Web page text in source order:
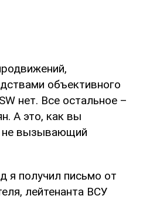
объективного
нет. Все остальное –
А это, как вы
не вызывающий
я получил письмо от
лейтенанта ВСУ